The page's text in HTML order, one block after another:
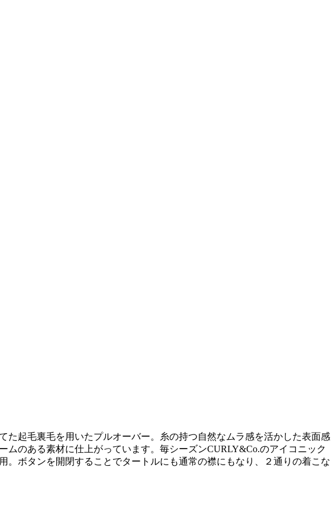
た起毛裏毛を用いたプルオーバー。糸の持つ自然なムラ感を活かした表面感
のある素材に仕上がっています。毎シーズンCURLY&Co.のアイコニック
ボタンを開閉することでタートルにも通常の襟にもなり、２通りの着こな